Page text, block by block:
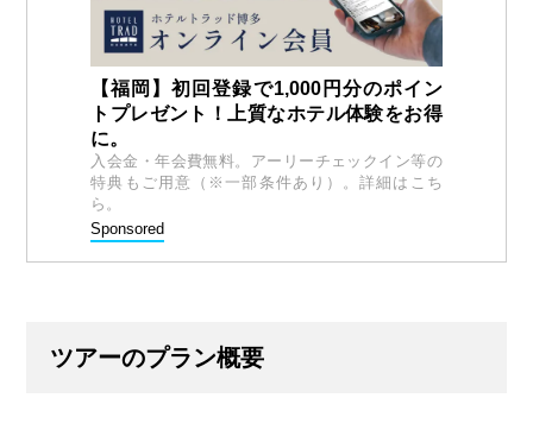
【福岡】初回登録で1,000円分のポイン
トプレゼント！上質なホテル体験をお得
に。
入会金・年会費無料。アーリーチェックイン等の
特典もご用意（※一部条件あり）。詳細はこち
ら。
Sponsored
ツアーのプラン概要